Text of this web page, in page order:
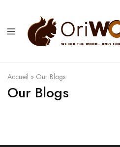
Dig
Wood
Accueil » Our Blogs
Our Blogs